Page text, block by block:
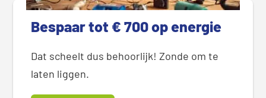
Bespaar tot € 700 op energie
Dat scheelt dus behoorlijk! Zonde om te
laten liggen.